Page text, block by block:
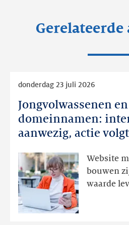
Jongvolwassenen en
domeinnamen:
aanwezig, actie
donderdag 23 juli 2026
Website
bouwen
waarde
Jongvolwassenen
aanwezig,
actie
volgt
later